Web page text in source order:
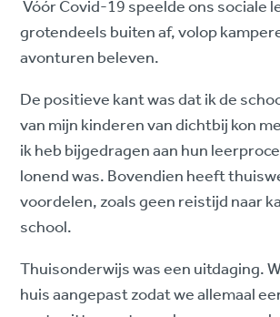
Vóór Covid-19 speelde ons sociale
grotendeels buiten af, volop
avonturen beleven.
De positieve kant was dat ik de
van mijn kinderen van dichtbij kon
ik heb bijgedragen aan hun
lonend was. Bovendien heeft
voordelen, zoals geen reistijd naar
school.
Thuisonderwijs was een uitdaging.
huis aangepast zodat we allemaal